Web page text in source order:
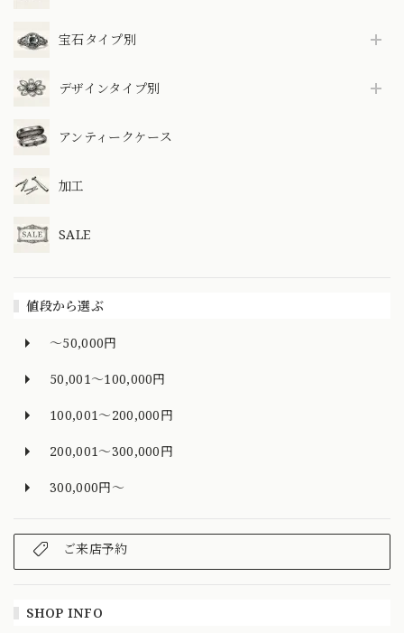
宝石タイプ別
デザインタイプ別
アンティークケース
加工
SALE
値段から選ぶ
～50,000円
50,001～100,000円
100,001～200,000円
200,001～300,000円
300,000円～
ご来店予約
SHOP INFO